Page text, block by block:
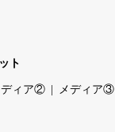
ト
ディア② メディア③